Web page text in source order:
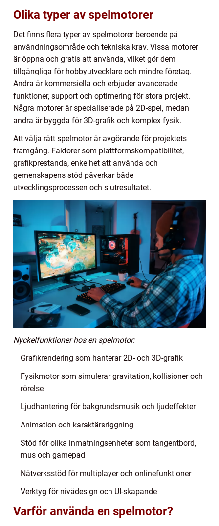
Olika typer av spelmotorer
Det finns flera typer av spelmotorer beroende på
användningsområde och tekniska krav. Vissa motorer
är öppna och gratis att använda, vilket gör dem
tillgängliga för hobbyutvecklare och mindre företag.
Andra är kommersiella och erbjuder avancerade
funktioner, support och optimering för stora projekt.
Några motorer är specialiserade på 2D-spel, medan
andra är byggda för 3D-grafik och komplex fysik.
Att välja rätt spelmotor är avgörande för projektets
framgång. Faktorer som plattformskompatibilitet,
grafikprestanda, enkelhet att använda och
gemenskapens stöd påverkar både
utvecklingsprocessen och slutresultatet.
Nyckelfunktioner hos en spelmotor:
Grafikrendering som hanterar 2D- och 3D-grafik
Fysikmotor som simulerar gravitation, kollisioner och
rörelse
Ljudhantering för bakgrundsmusik och ljudeffekter
Animation och karaktärsriggning
Stöd för olika inmatningsenheter som tangentbord,
mus och gamepad
Nätverksstöd för multiplayer och onlinefunktioner
Verktyg för nivådesign och UI-skapande
Varför använda en spelmotor?